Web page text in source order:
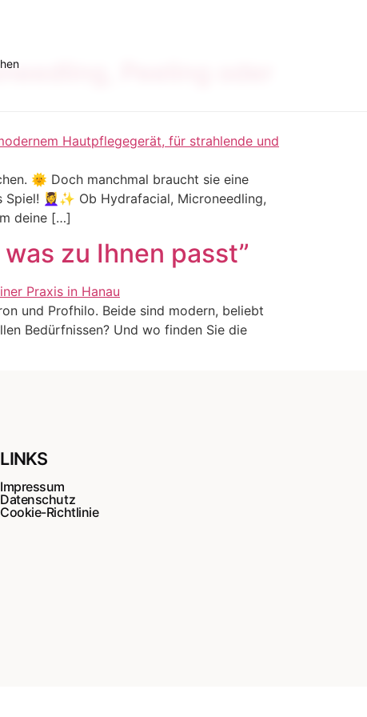
Peeling oder
🌞 Doch manchmal braucht sie eine
💆‍♀️✨ Ob Hydrafacial, Microneedling,
deine […]
zu Ihnen passt”
und Profhilo. Beide sind modern, beliebt
Bedürfnissen? Und wo finden Sie die
LINKS
Impressum
Datenschutz
Cookie-Richtlinie